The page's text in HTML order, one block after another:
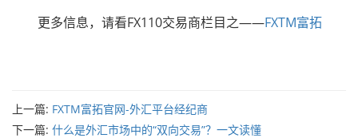
更多信息，请看FX110交易商栏目之——FXTM富拓
上一篇: FXTM富拓官网-外汇平台经纪商
下一篇: 什么是外汇市场中的“双向交易”？一文读懂